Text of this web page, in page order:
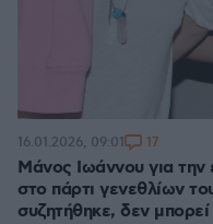
Μάνος Ιωάννου για την
στο πάρτι γενεθλίων
συζητήθηκε, δεν
16.01.2026, 09:01 17